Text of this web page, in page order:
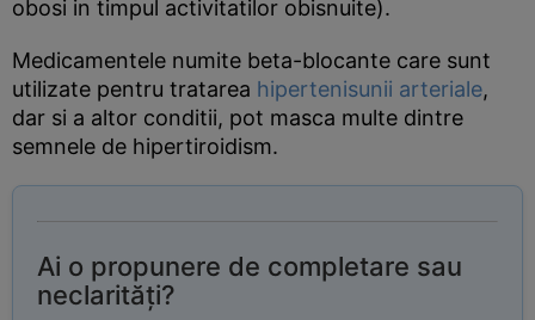
obosi in timpul activitatilor obisnuite).
Medicamentele numite beta-blocante care sunt
utilizate pentru tratarea hipertenisunii arteriale,
dar si a altor conditii, pot masca multe dintre
semnele de hipertiroidism.
Ai o propunere de completare sau
neclarități?